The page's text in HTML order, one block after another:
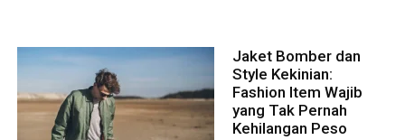
Jaket Bomber dan
Style Kekinian:
Fashion Item Wajib
yang Tak Pernah
Kehilangan Peso